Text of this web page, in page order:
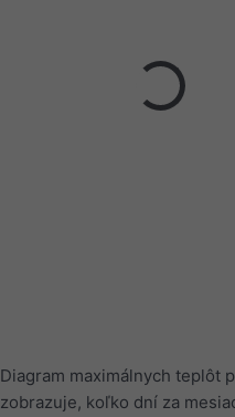
Diagram maximálnych teplôt
zobrazuje, koľko dní za